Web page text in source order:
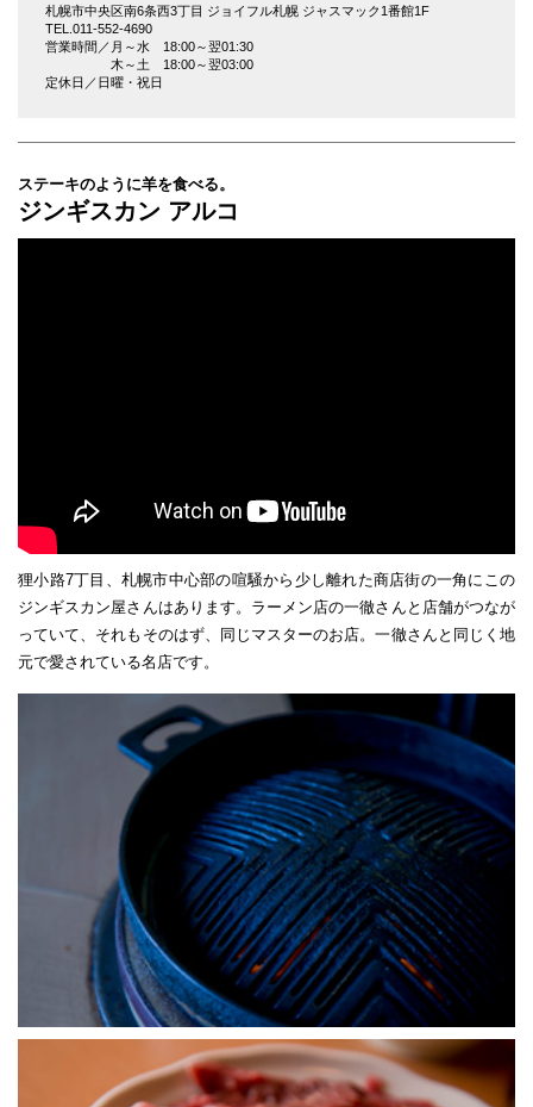
札幌市中央区南6条西3丁目 ジョイフル札幌 ジャスマック1番館1F
TEL.011-552-4690
営業時間／月～水 18:00～翌01:30
木～土 18:00～翌03:00
定休日／日曜・祝日
ステーキのように羊を食べる。
ジンギスカン アルコ
狸小路7丁目、札幌市中心部の喧騒から少し離れた商店街の一角にこの
ジンギスカン屋さんはあります。ラーメン店の一徹さんと店舗がつなが
っていて、それもそのはず、同じマスターのお店。一徹さんと同じく地
元で愛されている名店です。